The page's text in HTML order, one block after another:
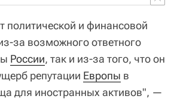
политической и финансовой
за возможного ответного
России, так и из-за того, что он
репутации Европы в
для иностранных активов", —